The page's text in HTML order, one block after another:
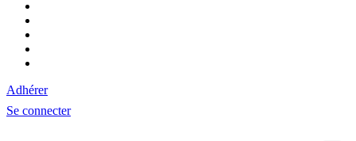
Adhérer
Se connecter